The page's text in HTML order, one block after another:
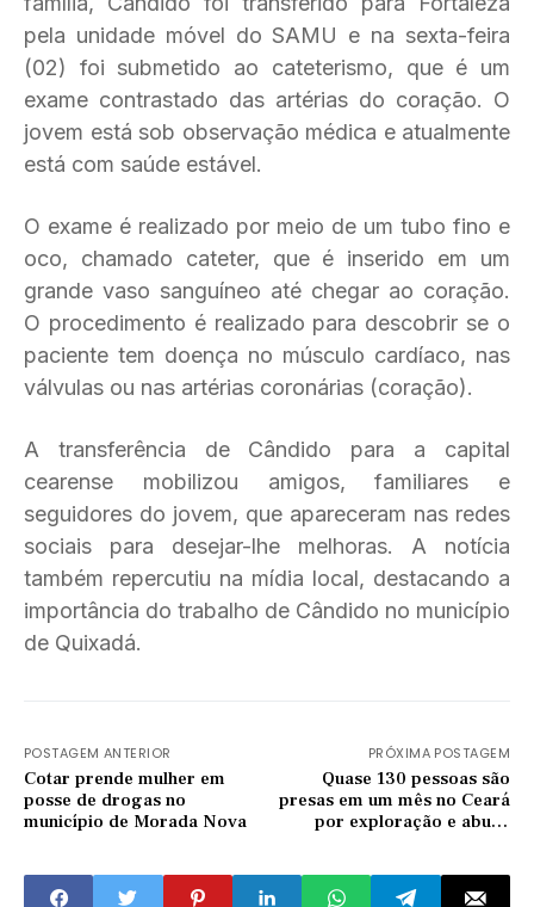
pela unidade móvel do SAMU e na sexta-feira
(02) foi submetido ao cateterismo, que é um
exame contrastado das artérias do coração. O
jovem está sob observação médica e atualmente
está com saúde estável.
O exame é realizado por meio de um tubo fino e
oco, chamado cateter, que é inserido em um
grande vaso sanguíneo até chegar ao coração.
O procedimento é realizado para descobrir se o
paciente tem doença no músculo cardíaco, nas
válvulas ou nas artérias coronárias (coração).
A transferência de Cândido para a capital
cearense mobilizou amigos, familiares e
seguidores do jovem, que apareceram nas redes
sociais para desejar-lhe melhoras. A notícia
também repercutiu na mídia local, destacando a
importância do trabalho de Cândido no município
de Quixadá.
POSTAGEM ANTERIOR
Cotar prende mulher em
posse de drogas no
município de Morada Nova
PRÓXIMA POSTAGEM
Quase 130 pessoas são
presas em um mês no Ceará
por exploração e abuso